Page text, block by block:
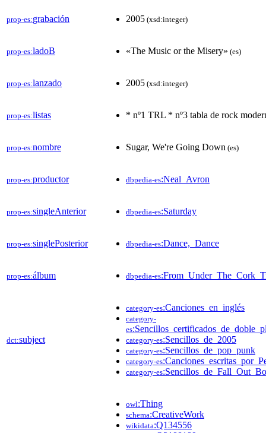
prop-es:grabación 2005 (xsd:integer)
prop-es:ladoB «The Music or the Misery» (es)
prop-es:lanzado 2005 (xsd:integer)
prop-es:listas * nº1 TRL * nº3 tabla de rock
prop-es:nombre Sugar, We're Going Down (es)
prop-es:productor dbpedia-es:Neal_Avron
prop-es:singleAnterior dbpedia-es:Saturday
prop-es:singlePosterior dbpedia-es:Dance,_Dance
prop-es:álbum dbpedia-es
dct:subject
category-es:Canciones_en_inglés
category-
es
category-es:Sencillos_de_2005
category-es:Sencillos_de_pop_punk
category-es
category-es
owl:Thing
schema:CreativeWork
wikidata:Q134556